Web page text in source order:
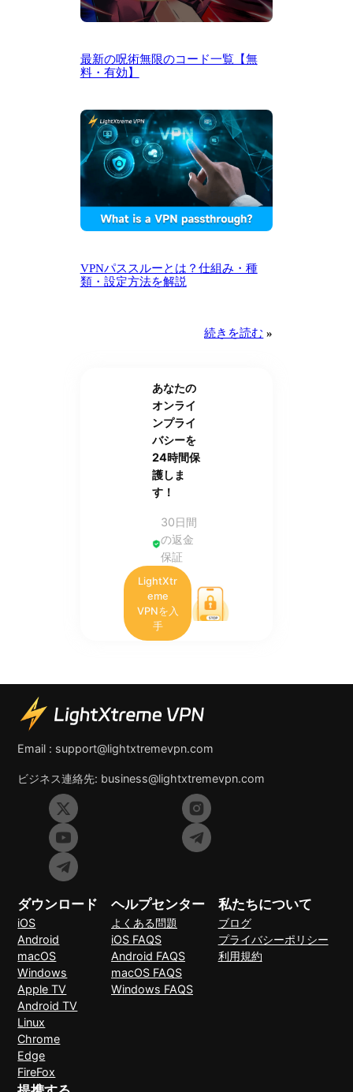
最新の呪術無限のコード一覧【無
料・有効】
VPNパススルーとは？仕組み・種
類・設定方法を解説
続きを読む »
あなたの
オンライ
ンプライ
バシーを
24時間保
護しま
す！
30日間
の返金
保証
LightXtr
eme
VPNを入
手
Email : support@lightxtremevpn.com
ビジネス連絡先: business@lightxtremevpn.com
ダウンロード
iOS
Android
macOS
Windows
Apple TV
Android TV
Linux
Chrome
Edge
FireFox
ヘルプセンター
よくある問題
iOS FAQS
Android FAQS
macOS FAQS
Windows FAQS
私たちについて
ブログ
プライバシーポリシー
利用規約